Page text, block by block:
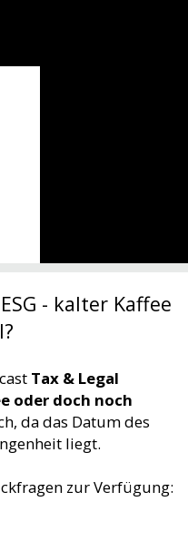
- kalter Kaffee
Tax & Legal
oder doch noch
da das Datum des
liegt.
zur Verfügung: